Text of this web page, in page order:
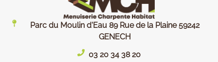
Parc du Moulin d'Eau 89 Rue de la Plaine 59242
GENECH
03 20 34 38 20